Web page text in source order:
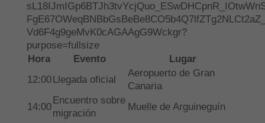
Hora Evento
Lugar
12:00 Llegada oficial
Aeropuerto de Gran
Canaria
14:00
Encuentro sobre
migración
Muelle de Arguineguín